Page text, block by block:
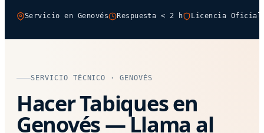
Servicio en Genovés Respuesta < 2 h Licencia Oficial
SERVICIO TÉCNICO · GENOVÉS
Hacer Tabiques en
Genovés — Llama al